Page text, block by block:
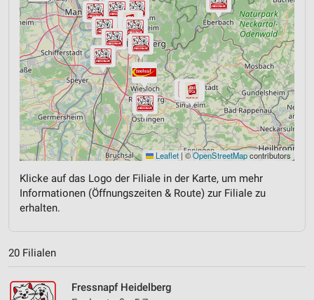
Leaflet |©OpenStreetMapcontributors
Klicke auf das Logo der Filiale in der Karte, um mehr
Informationen (Öffnungszeiten & Route) zur Filiale zu
erhalten.
20 Filialen
Fressnapf Heidelberg